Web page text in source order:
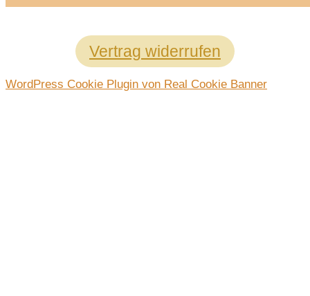
Vertrag widerrufen
WordPress Cookie Plugin von Real Cookie Banner